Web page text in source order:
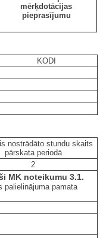
mērķdotācijas
pieprasījumu
KODI
nostrādāto stundu skaits
pārskata periodā
2
MK noteikumu 3.1.
palielinājuma pamata